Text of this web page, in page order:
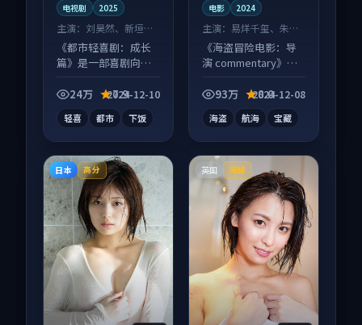
电视剧 2025
主演： 刘昊然、新垣结
衣 等
《都市轻喜剧：成长
篇》是一部喜剧向电
齐全，观感爽快不拖
24万 7.9
2024-12-10
轻喜 都市 下饭
电影 2024
主演： 易烊千玺、朱一
龙 等
《海盗冒险电影：导
演 commentary》是
品，社区讨论度高，
93万 8.0
2024-12-08
海盗 航海 宝藏
日本 高分 英国 完结